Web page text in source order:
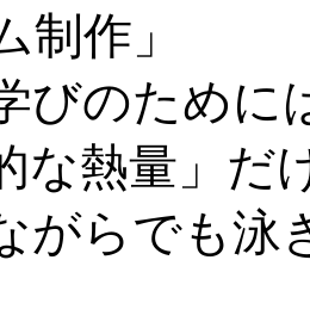
制作」
びのため
な熱量」
がらでも